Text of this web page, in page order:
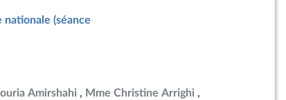
nationale (séance
Amirshahi
Mme Christine Arrighi